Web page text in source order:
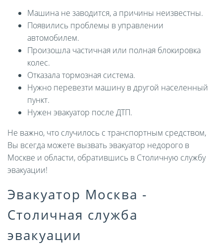
Машина не заводится, а причины неизвестны.
Появились проблемы в управлении
автомобилем.
Произошла частичная или полная блокировка
колес.
Отказала тормозная система.
Нужно перевезти машину в другой населенный
пункт.
Нужен эвакуатор после ДТП.
Не важно, что случилось с транспортным средством,
Вы всегда можете вызвать эвакуатор недорого в
Москве и области, обратившись в Столичную службу
эвакуации!
Эвакуатор Москва -
Столичная служба
эвакуации